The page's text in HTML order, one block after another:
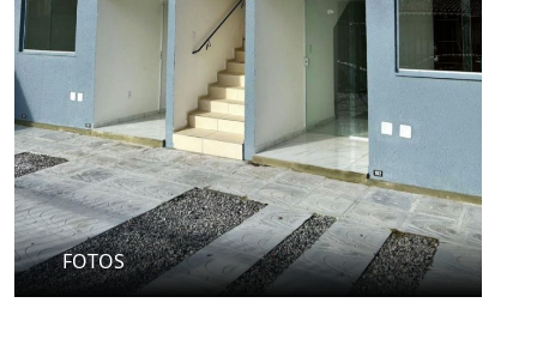
(Informações válidas até alteração da tabela.)
FOTOS